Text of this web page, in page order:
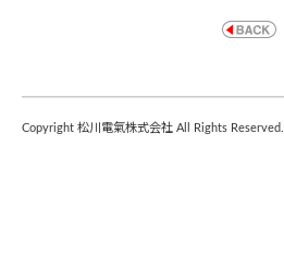
Copyright 松川電氣株式会社 All Rights Reserved.